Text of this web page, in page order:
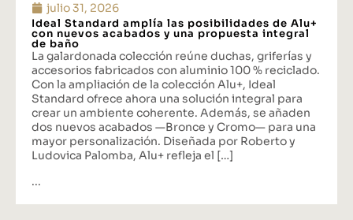
julio 31, 2026
Ideal Standard amplía las posibilidades de Alu+
con nuevos acabados y una propuesta integral
de baño
La galardonada colección reúne duchas, griferías y
accesorios fabricados con aluminio 100 % reciclado.
Con la ampliación de la colección Alu+, Ideal
Standard ofrece ahora una solución integral para
crear un ambiente coherente. Además, se añaden
dos nuevos acabados —Bronce y Cromo— para una
mayor personalización. Diseñada por Roberto y
Ludovica Palomba, Alu+ refleja el […]
...